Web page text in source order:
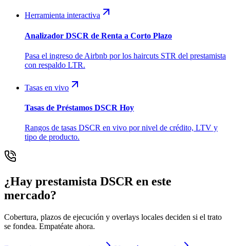
Herramienta interactiva
Analizador DSCR de Renta a Corto Plazo
Pasa el ingreso de Airbnb por los haircuts STR del prestamista
con respaldo LTR.
Tasas en vivo
Tasas de Préstamos DSCR Hoy
Rangos de tasas DSCR en vivo por nivel de crédito, LTV y
tipo de producto.
¿Hay prestamista DSCR en este
mercado?
Cobertura, plazos de ejecución y overlays locales deciden si el trato
se fondea. Empatéate ahora.